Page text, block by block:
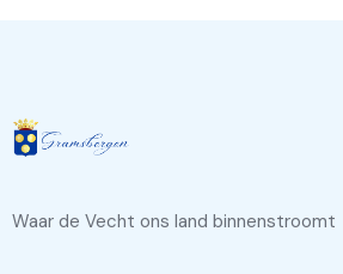
Waar de Vecht ons land binnenstroomt